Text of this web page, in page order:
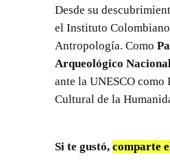
Desde su
el Instituto
Antropología. Como
Arqueológico
ante la UNESCO como
Cultural de la
Si te gustó, comparte